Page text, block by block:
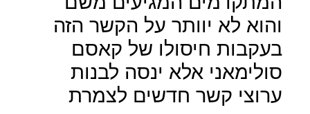
והוא לא יוותר על הקשר הזה
בעקבות חיסולו של קאסם
סולימאני אלא ינסה לבנות
ערוצי קשר חדשים לצמרת